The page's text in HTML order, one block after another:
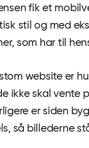
fik et
stil og med
som har til
website er
ikke skal vente
er siden
så billederne